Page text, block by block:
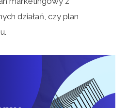
działań, czy plan